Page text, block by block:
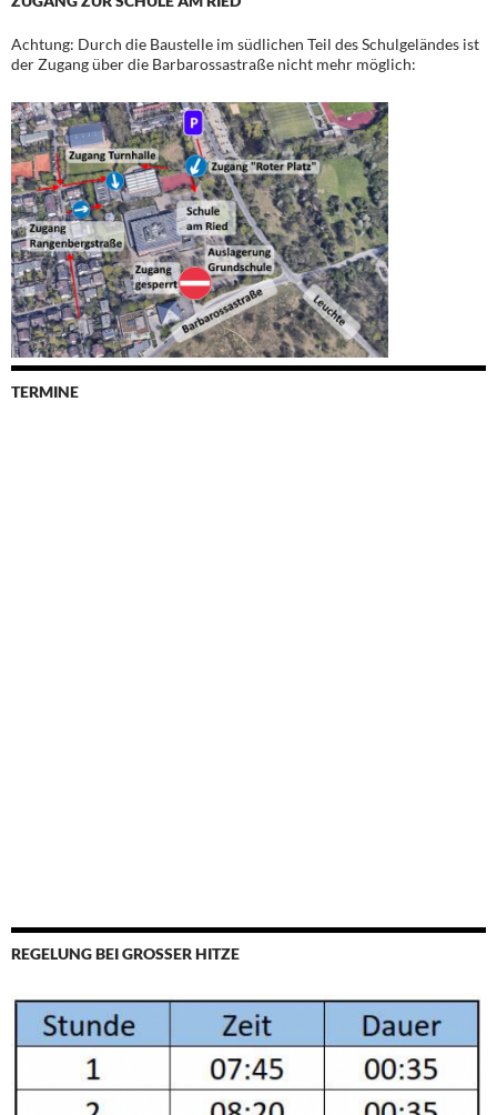
Achtung: Durch die Baustelle im südlichen Teil des Schulgeländes ist
der Zugang über die Barbarossastraße nicht mehr möglich:
TERMINE
REGELUNG BEI GROSSER HITZE